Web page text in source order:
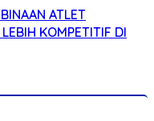
ATLET
KOMPETITIF DI